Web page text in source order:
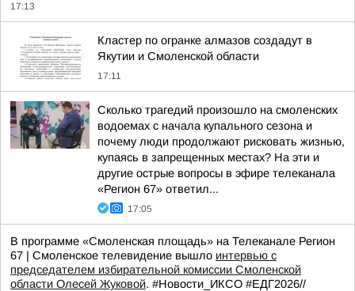
17:13
Кластер по огранке алмазов создадут в
Якутии и Смоленской области
17:11
Сколько трагедий произошло на смоленских
водоемах с начала купального сезона и
почему люди продолжают рисковать жизнью,
купаясь в запрещенных местах? На эти и
другие острые вопросы в эфире телеканала
«Регион 67» ответил...
17:05
В программе «Смоленская площадь» на Телеканале Регион
67 | Смоленское телевидение вышло интервью с
председателем избирательной комиссии Смоленской
области Олесей Жуковой. #Новости_ИКСО #ЕДГ2026//